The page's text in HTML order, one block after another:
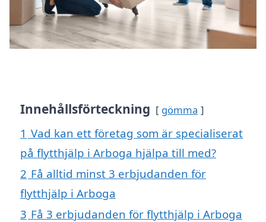
Innehållsförteckning gömma
1 Vad kan ett företag som är specialiserat
på flytthjälp i Arboga hjälpa till med?
2 Få alltid minst 3 erbjudanden för
flytthjälp i Arboga
3 Få 3 erbjudanden för flytthjälp i Arboga